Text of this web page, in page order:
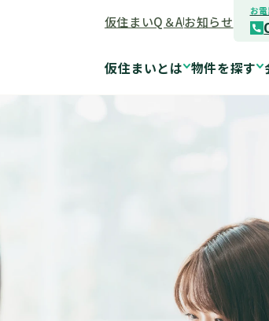
仮住まいQ＆Aお知らせ
お
仮住まいとは 物件を探す